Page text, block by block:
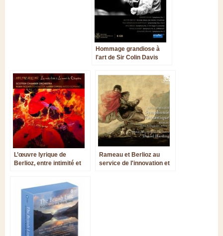
Hommage grandiose à
l'art de Sir Colin Davis
L’œuvre lyrique de
Berlioz, entre intimité et
Rameau et Berlioz au
service de l'innovation et